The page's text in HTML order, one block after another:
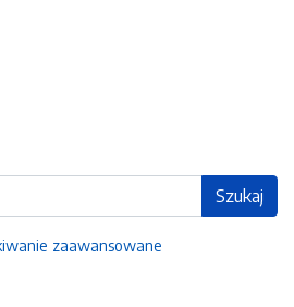
Szukaj
zaawansowane